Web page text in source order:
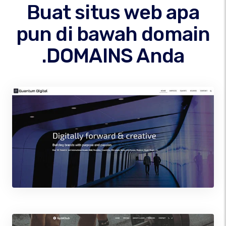
Buat situs web apa
pun di bawah domain
.DOMAINS Anda